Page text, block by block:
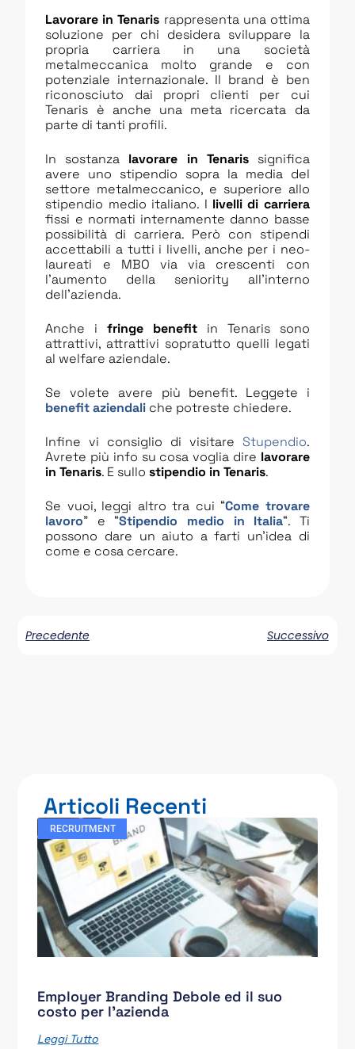
Lavorare in Tenaris rappresenta una ottima
soluzione per chi desidera sviluppare la
propria carriera in una società
metalmeccanica molto grande e con
potenziale internazionale. Il brand è ben
riconosciuto dai propri clienti per cui
Tenaris è anche una meta ricercata da
parte di tanti profili.
In sostanza lavorare in Tenarissignifica
avere uno stipendio sopra la media del
settore metalmeccanico, e superiore allo
stipendio medio italiano. I livelli di carriera
fissi e normati internamente danno basse
possibilità di carriera. Però con stipendi
accettabili a tutti i livelli, anche per i neo-
laureati e MBO via via crescenti con
l’aumento della seniority all’interno
dell’azienda.
Anche ifringe benefit in Tenaris sono
attrattivi, attrattivi sopratutto quelli legati
al welfare aziendale.
Se volete avere più benefit. Leggete i
benefit aziendali che potreste chiedere.
Infine vi consiglio di visitare Stupendio.
Avrete più info su cosa voglia dire lavorare
inTenaris. E sullostipendio in Tenaris.
Se vuoi, leggi altro tra cui “Come trovare
lavoro” e “Stipendio medio in Italia“. Ti
possono dare un aiuto a farti un’idea di
come e cosa cercare.
Precedente Successivo
Articoli Recenti
RECRUITMENT
Employer Branding Debole ed il suo
costo per l’azienda
Leggi Tutto